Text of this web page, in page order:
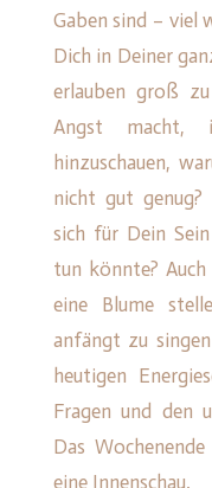
Gaben sind – viel
Dich in Deiner
erlauben groß
Angst macht,
hinzuschauen,
nicht gut genug?
sich für Dein
tun könnte?
eine Blume
anfängt zu
heutigen
Fragen und den
Das
eine Innenschau.